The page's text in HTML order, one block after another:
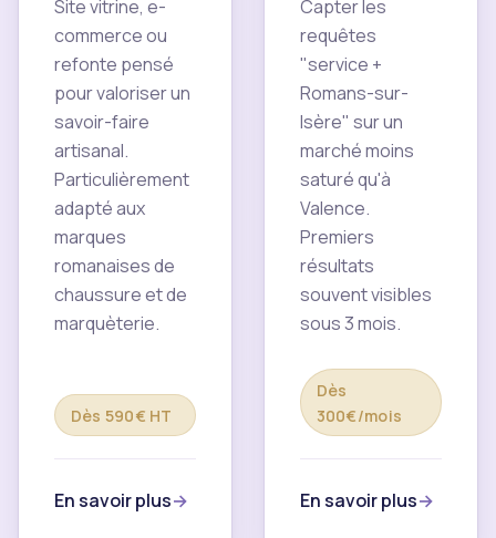
Site vitrine, e-
commerce ou
refonte pensé
pour valoriser un
savoir-faire
artisanal.
Particulièrement
adapté aux
marques
romanaises de
chaussure et de
marquèterie.
Dès 590€ HT
En savoir plus
Capter les
requêtes
"service +
Romans-sur-
Isère" sur un
marché moins
saturé qu'à
Valence.
Premiers
résultats
souvent visibles
sous 3 mois.
Dès
300€/mois
En savoir plus